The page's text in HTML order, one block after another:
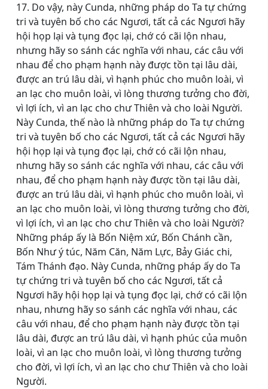
17. Do vậy, này Cunda, những pháp do Ta tự chứng
tri và tuyên bố cho các Ngươi, tất cả các Ngươi hãy
hội họp lại và tụng đọc lại, chớ có cãi lộn nhau,
nhưng hãy so sánh các nghĩa với nhau, các câu với
nhau để cho phạm hạnh này được tồn tại lâu dài,
được an trú lâu dài, vì hạnh phúc cho muôn loài, vì
an lạc cho muôn loài, vì lòng thương tưởng cho đời,
vì lợi ích, vì an lạc cho chư Thiên và cho loài Người.
Này Cunda, thế nào là những pháp do Ta tự chứng
tri và tuyên bố cho các Ngươi, tất cả các Ngươi hãy
hội họp lại và tụng đọc lại, chớ có cãi lộn nhau,
nhưng hãy so sánh các nghĩa với nhau, các câu với
nhau, để cho phạm hạnh này được tồn tại lâu dài,
được an trú lâu dài, vì hạnh phúc cho muôn loài, vì
an lạc cho muôn loài, vì lòng thương tưởng cho đời,
vì lợi ích, vì an lạc cho chư Thiên và cho loài Người?
Những pháp ấy là Bốn Niệm xứ, Bốn Chánh cần,
Bốn Như ý túc, Năm Căn, Năm Lực, Bảy Giác chi,
Tám Thánh đạo. Này Cunda, những pháp ấy do Ta
tự chứng tri và tuyên bố cho các Ngươi, tất cả
Ngươi hãy hội họp lại và tụng đọc lại, chớ có cãi lộn
nhau, nhưng hãy so sánh các nghĩa với nhau, các
câu với nhau, để cho phạm hạnh này được tồn tại
lâu dài, được an trú lâu dài, vì hạnh phúc của muôn
loài, vì an lạc cho muôn loài, vì lòng thương tưởng
cho đời, vì lợi ích, vì an lạc cho chư Thiên và cho loài
Người.